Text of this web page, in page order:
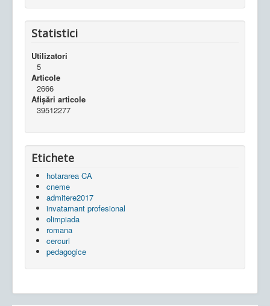
Statistici
Utilizatori
5
Articole
2666
Afișări articole
39512277
Etichete
hotararea CA
cneme
admitere2017
invatamant profesional
olimpiada
romana
cercuri
pedagogice